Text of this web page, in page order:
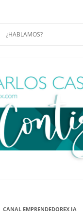
EN
DE
NUEVA
¿HABLAMOS?
CONÓCENOS UN POCO MÁS
CANAL EMPRENDEDOREX IA